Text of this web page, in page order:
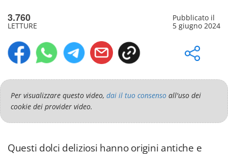
3.760
LETTURE
Pubblicato il
5 giugno 2024
Per visualizzare questo video, dai il tuo consenso all'uso dei
cookie dei provider video.
Questi dolci deliziosi hanno origini antiche e